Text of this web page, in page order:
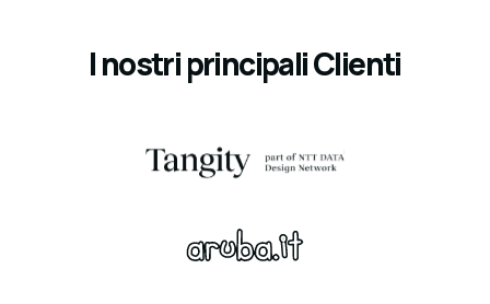
I nostri principali Clienti